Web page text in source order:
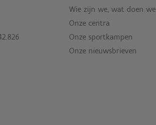
Wie zijn we, wat doen we
Onze centra
Onze sportkampen
Onze nieuwsbrieven